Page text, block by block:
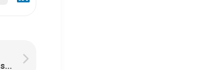
Solliciteren, ik wil solliciteren!